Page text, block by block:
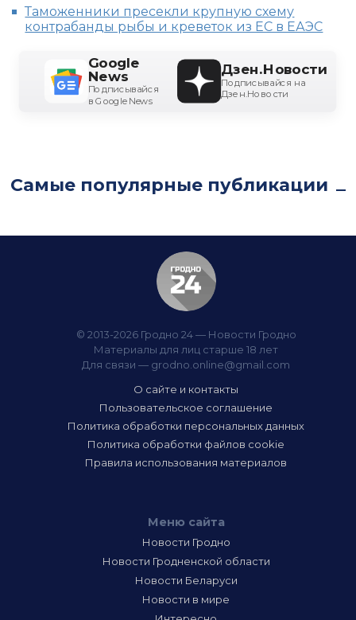
Таможенники пресекли крупную схему
контрабанды рыбы и креветок из ЕС в ЕАЭС
Google
News
Подписывайся
в Google News
Дзен.Новости
Подписывайся на
Дзен.Новости
Самые популярные публикации
© 2013-2026 Гродно 24 — Новости Гродно
Материалы для лиц старше 18 лет
Для связи — grodno.online@gmail.com
О сайте и контакты
Пользовательское соглашение
Политика обработки персональных данных
Политика обработки файлов cookie
Правила использования материалов
Меню сайта
Новости Гродно
Новости Гродненской области
Новости Беларуси
Новости в мире